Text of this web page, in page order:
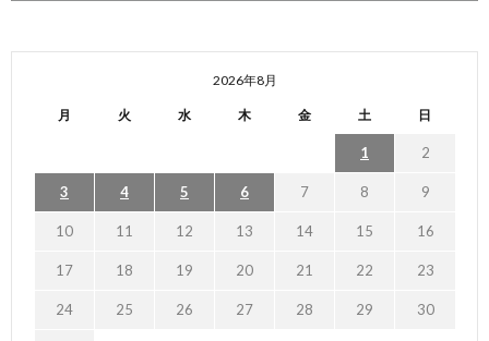
2026年8月
月 火 水 木 金 土 日
1 2
3 4 5 6 7 8 9
10 11 12 13 14 15 16
17 18 19 20 21 22 23
24 25 26 27 28 29 30